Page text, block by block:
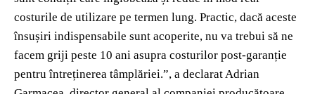
costurile de utilizare pe termen lung. Practic, dacă aceste
însușiri indispensabile sunt acoperite, nu va trebui să ne
facem griji peste 10 ani asupra costurilor post-garanție
pentru întreținerea tâmplăriei.”, a declarat Adrian